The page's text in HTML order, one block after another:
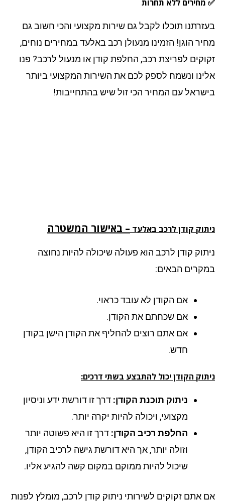
מחירים ללא תחרות
תוכלו לקבל גם שירות מקצועי והכי חשוב גם
הוגן! הזמינו מנעולן רכב באלעד במחירים נוחים,
לפריצת רכב, החלפת קודן או מנעול לרכב? פנו
ונשמח לספק לכם את השירות המקצועי ביותר
עם המחיר הכי זול שיש בהתחייבות!
קודן לרכב באלעד– באישור המשטרה
קודן לרכב הוא פעולה שיכולה להיות נחוצה
הבאים:
אם הקודן לא עובד כראוי.
אם שכחתם את הקודן.
אם אתם רוצים להחליף את הקודן הישן בקודן
חדש.
הקודן יכול להתבצע בשתי דרכים:
ניתוק תוכנת הקודן:דרך זו דורשת ידע וניסיון
מקצועי, ויכולה להיות יקרה יותר.
החלפת רכיב הקודן:דרך זו היא פשוטה יותר
וזולה יותר, אך היא דורשת גישה לרכיב הקודן,
שיכול להיות ממוקם במקום קשה להגיע אליו.
אתם זקוקים לשירותי ניתוק קודן לרכב, מומלץ לפנות